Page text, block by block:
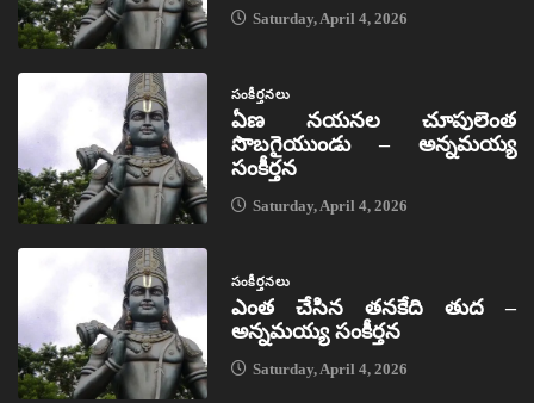
Saturday, April 4, 2026
సంకీర్తనలు
ఏణ నయనల చూపులెంత
సొబగైయుండు – అన్నమయ్య
సంకీర్తన
Saturday, April 4, 2026
సంకీర్తనలు
ఎంత చేసిన తనకేది తుద –
అన్నమయ్య సంకీర్తన
Saturday, April 4, 2026